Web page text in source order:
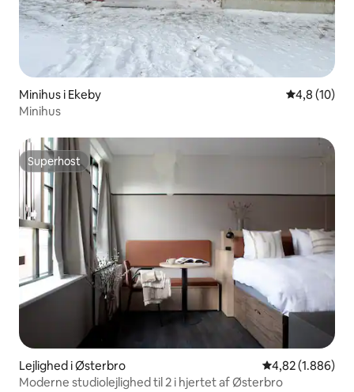
Minihus i Ekeby 4,8 ud af 5 i
4,8 (10)
Minihus
Superhost
Superhost
Lejlighed i Østerbro 4,82 ud af 5 i
4,82 (1.886)
Moderne studiolejlighed til 2 i hjertet af Østerbro